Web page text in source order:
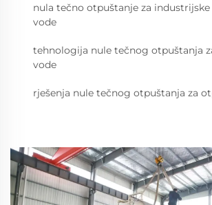
nula tečno otpuštanje za
vode
tehnologija nule tečnog otpuštanja
vode
rješenja nule tečnog otpuštanja za